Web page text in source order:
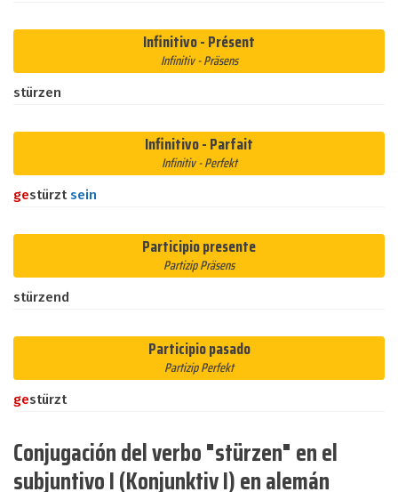
Infinitivo - Présent
Infinitiv - Präsens
stürzen
Infinitivo - Parfait
Infinitiv - Perfekt
gestürztsein
Participio presente
Partizip Präsens
stürzend
Participio pasado
Partizip Perfekt
gestürzt
Conjugación del verbo "stürzen" en el
subjuntivo I (Konjunktiv I) en alemán